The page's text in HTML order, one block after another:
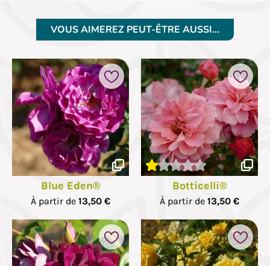
VOUS AIMEREZ PEUT-ÊTRE AUSSI…
Blue Eden®
À partir de 13,50 €
Botticelli®
À partir de 13,50 €